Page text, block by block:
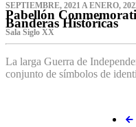
SEPTIEMBRE, 2021 A ENERO,
Pabellón
Banderas Históricas
Sala Siglo XX
La larga Guerra de
conjunto de símbolos de